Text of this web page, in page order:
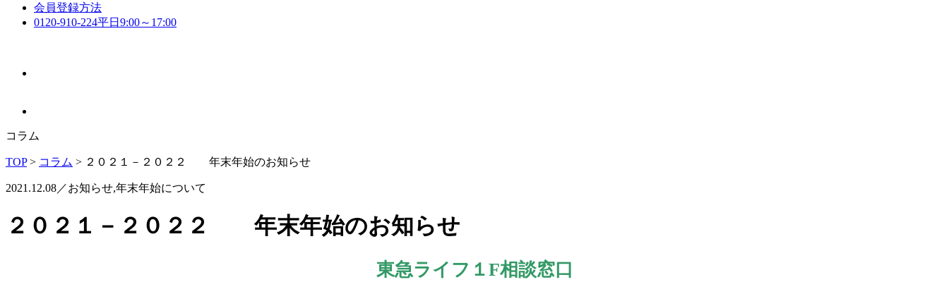
会員登録方法
0120-910-224平日9:00～17:00
コラム
TOP> コラム > ２０２１－２０２２ 年末年始のお知らせ
2021.12.08／お知らせ,年末年始について
２０２１－２０２２ 年末年始のお知らせ
東急ライフ１F相談窓口